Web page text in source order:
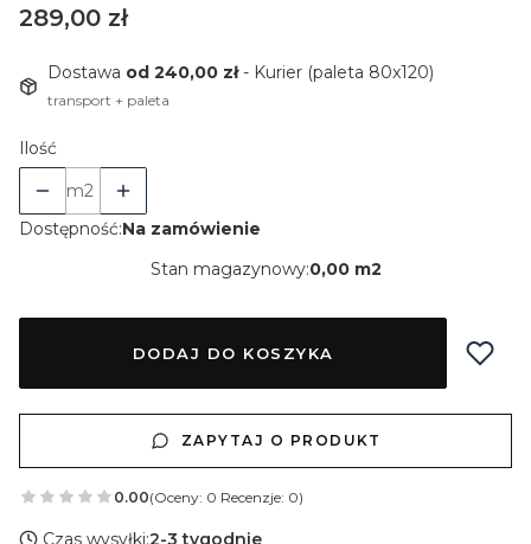
Cena
289,00 zł
Dostawa od 240,00 zł- Kurier (paleta 80x120)
transport + paleta
Ilość
m2
Dostępność:Na zamówienie
Stan magazynowy:0,00 m2
DODAJ DO KOSZYKA
ZAPYTAJ O PRODUKT
0.00(Oceny: 0 Recenzje: 0)